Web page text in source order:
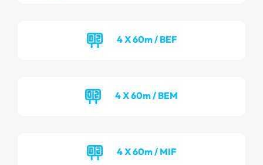
4 X 60m / BEF
4 X 60m / BEM
4 X 60m / MIF